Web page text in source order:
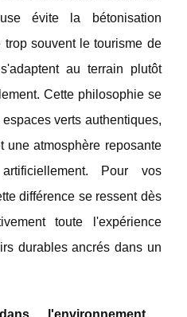
évite la bétonisation
souvent le tourisme de
au terrain plutôt
Cette philosophie se
verts authentiques,
une atmosphère reposante
Pour vos
différence se ressent dès
toute l'expérience
durables ancrés dans un
l'environnement